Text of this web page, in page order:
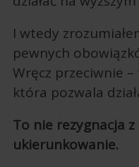
I wtedy
pewnych
Wręcz przeciwnie
która pozwala
To nie rezygnacja
ukierunkowanie.